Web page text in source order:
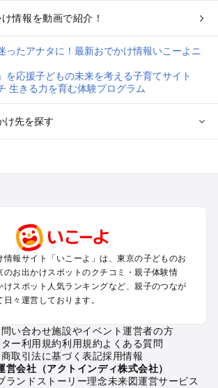
情報を動画で紹介！
け先を探す
・上野原のプールお出かけ
・中目黒・自由が丘のプールお出かけ
巣鴨・目白・石神井のプールお出かけ
々木・千駄ヶ谷のプールお出かけ
橋・有楽町・築地・月島のプールお出かけ
京・東村山・東久留米のプールお出かけ
プールお出かけ
ルお出かけ
辺のプールお出かけ
情報サイト「いこーよ」は、東京の子どものお
のお出かけスポットのクチコミ・親子体験情
けスポット人気ランキングなど、親子のつなが
々運営しております。
い合わせ施設やイベント運営者の方
ー利用規約利用規約よくある質問
取引法に基づく表記採用情報
営会社（アクトインディ株式会社）
ランドストーリー理念未来図運営サービス